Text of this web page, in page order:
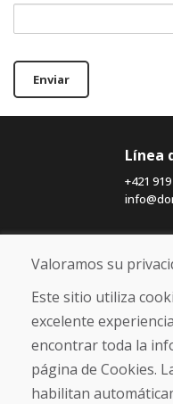
Enviar
Línea
+421
Blog
Sobre
Comercio
Contacto
Tienda
Valoramos su
Este sitio utiliza
excelente
encontrar toda la
página de Cookies.
habilitan